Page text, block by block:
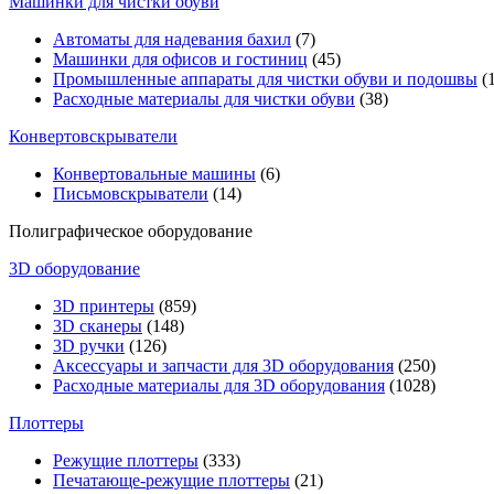
Автоматы для надевания бахил (7)
Машинки для офисов и гостиниц (45)
Промышленные аппараты для чистки обуви и подошвы
Расходные материалы для чистки обуви (38)
Конвертовскрыватели
Конвертовальные машины (6)
Письмовскрыватели (14)
Полиграфическое оборудование
3D оборудование
3D принтеры (859)
3D сканеры (148)
3D ручки (126)
Аксессуары и запчасти для 3D оборудования (250)
Расходные материалы для 3D оборудования (1028)
Плоттеры
Режущие плоттеры (333)
Печатающе-режущие плоттеры (21)